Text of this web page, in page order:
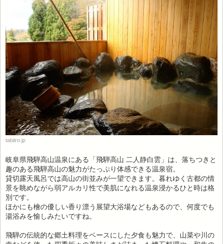
tabiiro.jp
岐阜県飛騨高山温泉にある「飛騨高山 二人静白雲」は、落ちつきと
趣のある飛騨高山の魅力がたっぷり体感できる温泉宿。
貸切露天風呂では高山の街並みが一望できます。暮れゆく古都の情
景を眺めながら弱アルカリ性で美肌になれる温泉浸かるひと時は格
別です。
ほかにも檜の優しい香り漂う展望大浴場などもあるので、何度でも
湯浴みを愉しみたいですね。
飛騨の伝統的な郷土料理をベースにした夕食も魅力で、山菜や川の